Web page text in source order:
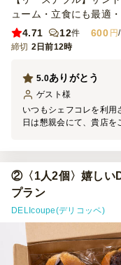
ューム・立食にも最適
4.71
12件 600 円
締切 2日前12時
ありがとう
5.0
ゲスト 様
いつもシェフコレを利用
日は懇親会にて、貴店
②〈1人2個〉嬉しい
プラン
DELIcoupe(デリコッペ)